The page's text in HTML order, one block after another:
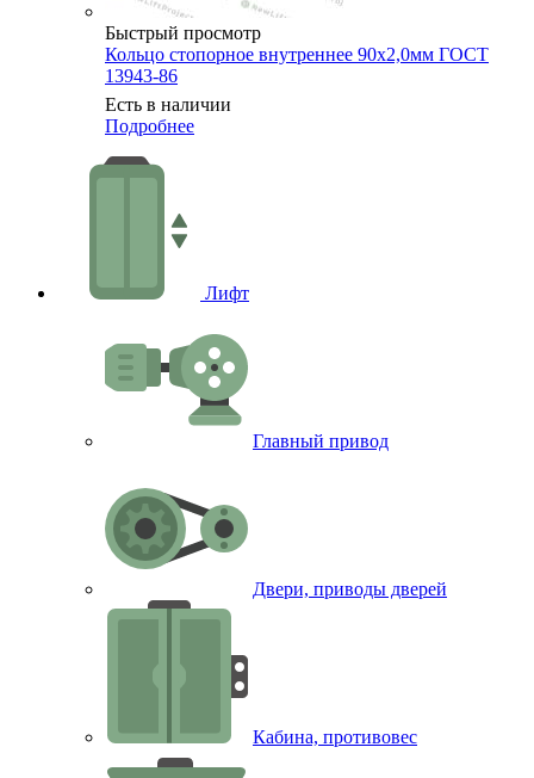
Быстрый просмотр
Кольцо стопорное внутреннее 90х2,0мм ГОСТ
13943-86
Есть в наличии
Подробнее
Лифт
Главный привод
Двери, приводы дверей
Кабина, противовес